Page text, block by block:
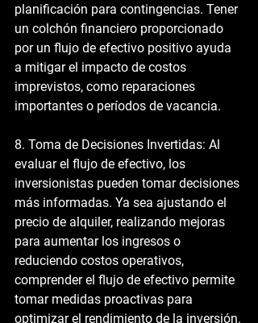
planificación para contingencias. Tener
un colchón financiero proporcionado
por un flujo de efectivo positivo ayuda
a mitigar el impacto de costos
imprevistos, como reparaciones
importantes o períodos de vacancia.
8. Toma de Decisiones Invertidas: Al
evaluar el flujo de efectivo, los
inversionistas pueden tomar decisiones
más informadas. Ya sea ajustando el
precio de alquiler, realizando mejoras
para aumentar los ingresos o
reduciendo costos operativos,
comprender el flujo de efectivo permite
tomar medidas proactivas para
optimizar el rendimiento de la inversión.